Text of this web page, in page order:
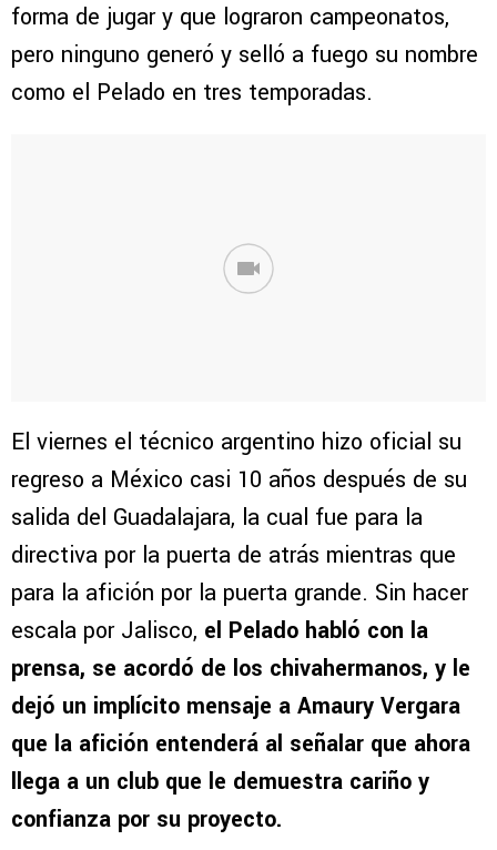
forma de jugar y que lograron campeonatos,
pero ninguno generó y selló a fuego su nombre
como el Pelado en tres temporadas.
El viernes el técnico argentino hizo oficial su
regreso a México casi 10 años después de su
salida del Guadalajara, la cual fue para la
directiva por la puerta de atrás mientras que
para la afición por la puerta grande. Sin hacer
escala por Jalisco, el Pelado habló con la
prensa, se acordó de los chivahermanos, y le
dejó un implícito mensaje a Amaury Vergara
que la afición entenderá al señalar que ahora
llega a un club que le demuestra cariño y
confianza por su proyecto.